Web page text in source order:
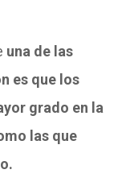
una de las
es que los
grado en la
las que